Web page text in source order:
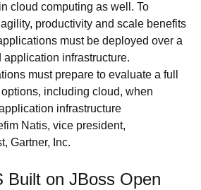
cloud computing as well. To
productivity and scale benefits
must be deployed over a
infrastructure.
must prepare to evaluate a full
including cloud, when
infrastructure
Natis, vice president,
Gartner, Inc.
Built on JBoss Open